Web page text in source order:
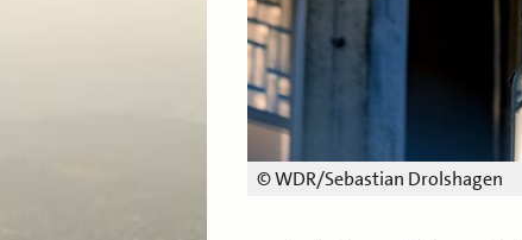
© WDR/Sebastian Drolshagen